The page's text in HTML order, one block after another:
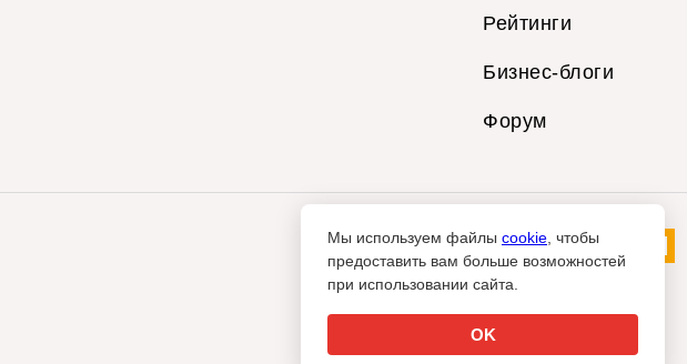
Рейтинги
Бизнес-блоги
Форум
Мы используем файлы cookie , чтобы
предоставить вам больше возможностей
при использовании сайта.
OK